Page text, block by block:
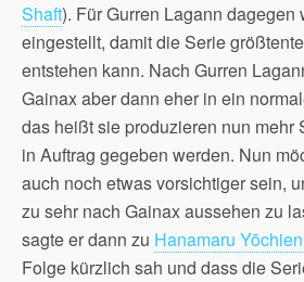
Shaft). Für Gurren Lagann
eingestellt, damit die Serie
entstehen kann. Nach Gurren
Gainax aber dann eher in ein
das heißt sie produzieren nun mehr
in Auftrag gegeben werden. Nun
auch noch etwas vorsichtiger sein,
zu sehr nach Gainax aussehen zu
sagte er dann zu Hanamaru Yōchien
Folge kürzlich sah und dass die